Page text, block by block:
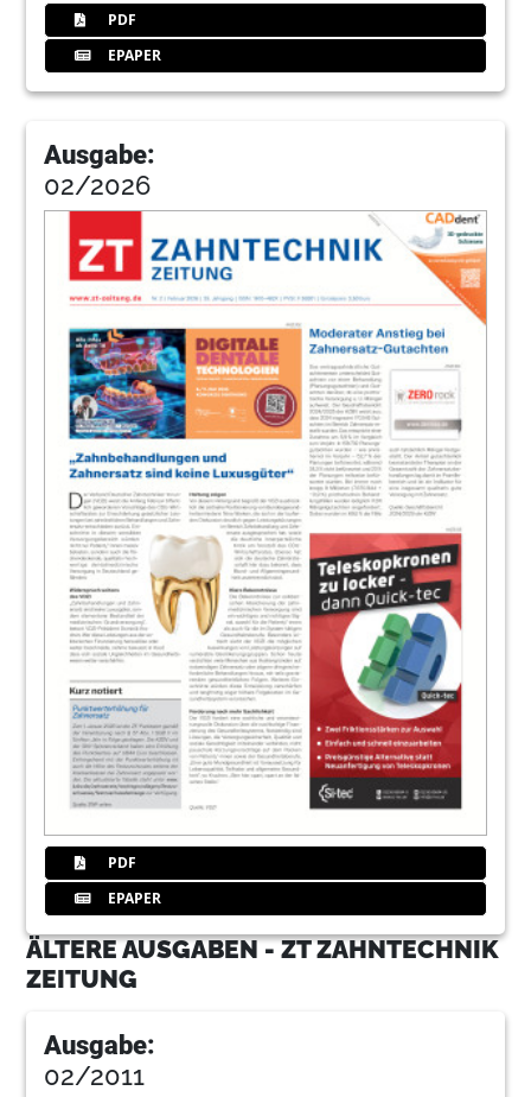
PDF
EPAPER
Ausgabe:
02/2026
PDF
EPAPER
ÄLTERE AUSGABEN - ZT ZAHNTECHNIK
ZEITUNG
Ausgabe:
02/2011